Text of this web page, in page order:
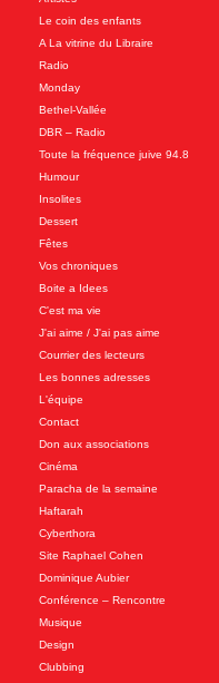
Le coin des enfants
A La vitrine du Libraire
Radio
Monday
Bethel-Vallée
DBR – Radio
Toute la fréquence juive 94.8
Humour
Insolites
Dessert
Fêtes
Vos chroniques
Boite a Idees
C'est ma vie
J'ai aime / J'ai pas aime
Courrier des lecteurs
Les bonnes adresses
L'équipe
Contact
Don aux associations
Cinéma
Paracha de la semaine
Haftarah
Cyberthora
Site Raphael Cohen
Dominique Aubier
Conférence – Rencontre
Musique
Design
Clubbing